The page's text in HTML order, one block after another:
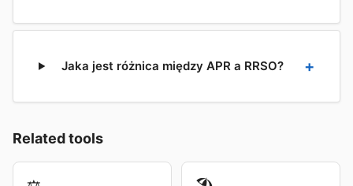
Jaka jest różnica między APR a RRSO?
Related tools